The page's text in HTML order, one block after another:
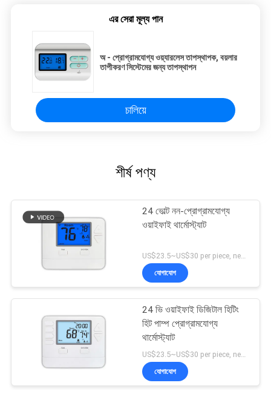
এর সেরা মূল্য পান
অ - প্রোগ্রামযোগ্য ওয়্যারলেস তাপস্থাপক, বয়লার
তাপীকরণ সিস্টেমের জন্য তাপস্থাপন
চালিয়ে
শীর্ষ পণ্য
24 ভোল্ট নন-প্রোগ্রামযোগ্য
ওয়াইফাই থার্মোস্ট্যাট
US$23.5~US$30 per piece, negotiable MOQ:1 নমুনা / আলোচনা সাপেক্ষে
যোগাযোগ
24 ভি ওয়াইফাই ডিজিটাল হিটিং
হিট পাম্প প্রোগ্রামযোগ্য
থার্মোস্ট্যাট
যোগাযোগ